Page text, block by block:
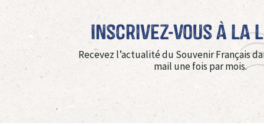
Inscrivez-vous à La
Recevez l’actualité du Souvenir Français
mail une fois par mois.